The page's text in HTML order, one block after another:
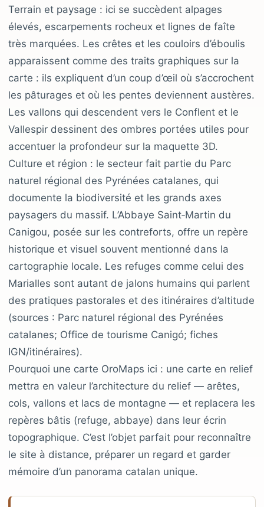
Terrain et paysage : ici se succèdent alpages
élevés, escarpements rocheux et lignes de faîte
très marquées. Les crêtes et les couloirs d’éboulis
apparaissent comme des traits graphiques sur la
carte : ils expliquent d’un coup d’œil où s’accrochent
les pâturages et où les pentes deviennent austères.
Les vallons qui descendent vers le Conflent et le
Vallespir dessinent des ombres portées utiles pour
accentuer la profondeur sur la maquette 3D.
Culture et région : le secteur fait partie du Parc
naturel régional des Pyrénées catalanes, qui
documente la biodiversité et les grands axes
paysagers du massif. L’Abbaye Saint‑Martin du
Canigou, posée sur les contreforts, offre un repère
historique et visuel souvent mentionné dans la
cartographie locale. Les refuges comme celui des
Marialles sont autant de jalons humains qui parlent
des pratiques pastorales et des itinéraires d’altitude
(sources : Parc naturel régional des Pyrénées
catalanes; Office de tourisme Canigó; fiches
IGN/itinéraires).
Pourquoi une carte OroMaps ici : une carte en relief
mettra en valeur l’architecture du relief — arêtes,
cols, vallons et lacs de montagne — et replacera les
repères bâtis (refuge, abbaye) dans leur écrin
topographique. C’est l’objet parfait pour reconnaître
le site à distance, préparer un regard et garder
mémoire d’un panorama catalan unique.